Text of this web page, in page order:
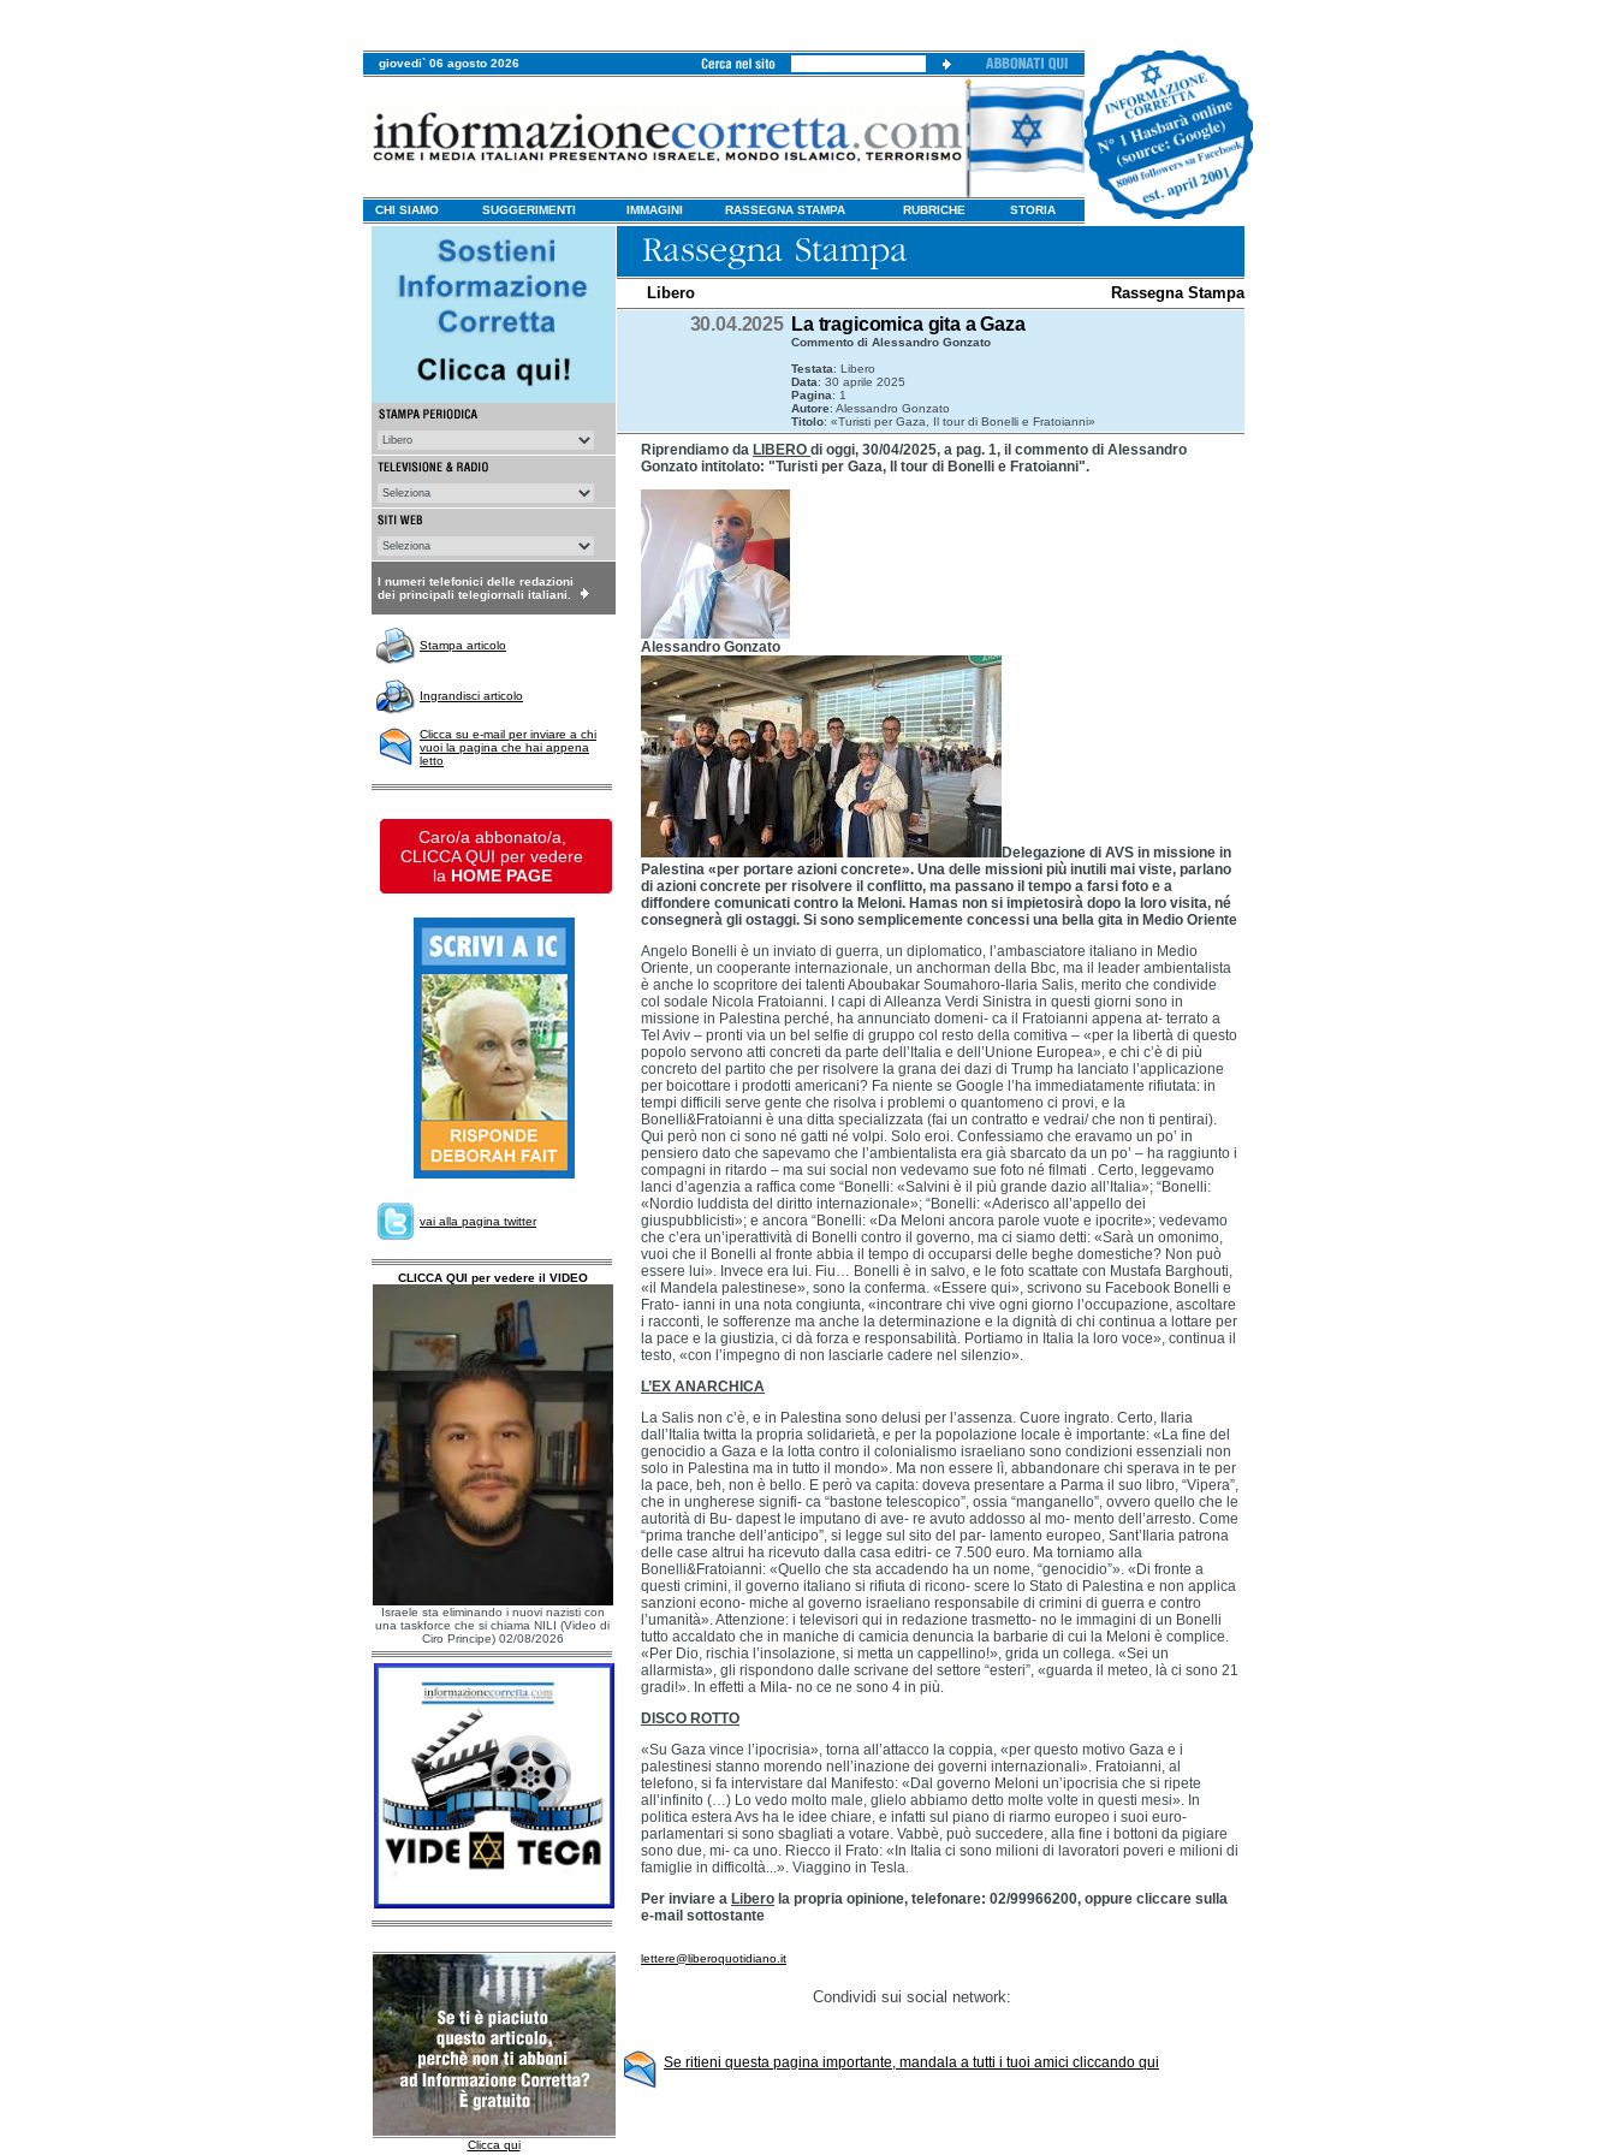
giovedi` 06 agosto 2026
CHI SIAMO SUGGERIMENTI IMMAGINI RASSEGNA STAMPA RUBRICHE STORIA
I numeri telefonici delle redazioni
dei principali telegiornali italiani.
Stampa articolo
Ingrandisci articolo
Clicca su e-mail per inviare a chi
vuoi la pagina che hai appena
letto
Caro/a abbonato/a,
CLICCA QUI per vedere
la HOME PAGE
vai alla pagina twitter
CLICCA QUI per vedere il VIDEO
Israele sta eliminando i nuovi nazisti con
una taskforce che si chiama NILI (Video di
Ciro Principe) 02/08/2026
Clicca qui
Libero Rassegna Stampa
30.04.2025 La tragicomica gita a Gaza
Commento di Alessandro Gonzato
Testata: Libero
Data: 30 aprile 2025
Pagina: 1
Autore: Alessandro Gonzato
Titolo: «Turisti per Gaza, Il tour di Bonelli e Fratoianni»
Riprendiamo da LIBERO di oggi, 30/04/2025, a pag. 1, il commento di Alessandro
Gonzato intitolato: "Turisti per Gaza, Il tour di Bonelli e Fratoianni".
Alessandro Gonzato
Delegazione di AVS in missione in
Palestina «per portare azioni concrete». Una delle missioni più inutili mai viste, parlano
di azioni concrete per risolvere il conflitto, ma passano il tempo a farsi foto e a
diffondere comunicati contro la Meloni. Hamas non si impietosirà dopo la loro visita, né
consegnerà gli ostaggi. Si sono semplicemente concessi una bella gita in Medio Oriente
Angelo Bonelli è un inviato di guerra, un diplomatico, l’ambasciatore italiano in Medio
Oriente, un cooperante internazionale, un anchorman della Bbc, ma il leader ambientalista
è anche lo scopritore dei talenti Aboubakar Soumahoro-Ilaria Salis, merito che condivide
col sodale Nicola Fratoianni. I capi di Alleanza Verdi Sinistra in questi giorni sono in
missione in Palestina perché, ha annunciato domeni- ca il Fratoianni appena at- terrato a
Tel Aviv – pronti via un bel selfie di gruppo col resto della comitiva – «per la libertà di questo
popolo servono atti concreti da parte dell’Italia e dell’Unione Europea», e chi c’è di più
concreto del partito che per risolvere la grana dei dazi di Trump ha lanciato l’applicazione
per boicottare i prodotti americani? Fa niente se Google l’ha immediatamente rifiutata: in
tempi difficili serve gente che risolva i problemi o quantomeno ci provi, e la
Bonelli&Fratoianni è una ditta specializzata (fai un contratto e vedrai/ che non ti pentirai).
Qui però non ci sono né gatti né volpi. Solo eroi. Confessiamo che eravamo un po’ in
pensiero dato che sapevamo che l’ambientalista era già sbarcato da un po’ – ha raggiunto i
compagni in ritardo – ma sui social non vedevamo sue foto né filmati . Certo, leggevamo
lanci d’agenzia a raffica come “Bonelli: «Salvini è il più grande dazio all’Italia»; “Bonelli:
«Nordio luddista del diritto internazionale»; “Bonelli: «Aderisco all’appello dei
giuspubblicisti»; e ancora “Bonelli: «Da Meloni ancora parole vuote e ipocrite»; vedevamo
che c’era un’iperattività di Bonelli contro il governo, ma ci siamo detti: «Sarà un omonimo,
vuoi che il Bonelli al fronte abbia il tempo di occuparsi delle beghe domestiche? Non può
essere lui». Invece era lui. Fiu… Bonelli è in salvo, e le foto scattate con Mustafa Barghouti,
«il Mandela palestinese», sono la conferma. «Essere qui», scrivono su Facebook Bonelli e
Frato- ianni in una nota congiunta, «incontrare chi vive ogni giorno l’occupazione, ascoltare
i racconti, le sofferenze ma anche la determinazione e la dignità di chi continua a lottare per
la pace e la giustizia, ci dà forza e responsabilità. Portiamo in Italia la loro voce», continua il
testo, «con l’impegno di non lasciarle cadere nel silenzio».
L’EX ANARCHICA
La Salis non c’è, e in Palestina sono delusi per l’assenza. Cuore ingrato. Certo, Ilaria
dall’Italia twitta la propria solidarietà, e per la popolazione locale è importante: «La fine del
genocidio a Gaza e la lotta contro il colonialismo israeliano sono condizioni essenziali non
solo in Palestina ma in tutto il mondo». Ma non essere lì, abbandonare chi sperava in te per
la pace, beh, non è bello. E però va capita: doveva presentare a Parma il suo libro, “Vipera”,
che in ungherese signifi- ca “bastone telescopico”, ossia “manganello”, ovvero quello che le
autorità di Bu- dapest le imputano di ave- re avuto addosso al mo- mento dell’arresto. Come
“prima tranche dell’anticipo”, si legge sul sito del par- lamento europeo, Sant’Ilaria patrona
delle case altrui ha ricevuto dalla casa editri- ce 7.500 euro. Ma torniamo alla
Bonelli&Fratoianni: «Quello che sta accadendo ha un nome, “genocidio”». «Di fronte a
questi crimini, il governo italiano si rifiuta di ricono- scere lo Stato di Palestina e non applica
sanzioni econo- miche al governo israeliano responsabile di crimini di guerra e contro
l’umanità». Attenzione: i televisori qui in redazione trasmetto- no le immagini di un Bonelli
tutto accaldato che in maniche di camicia denuncia la barbarie di cui la Meloni è complice.
«Per Dio, rischia l’insolazione, si metta un cappellino!», grida un collega. «Sei un
allarmista», gli rispondono dalle scrivane del settore “esteri”, «guarda il meteo, là ci sono 21
gradi!». In effetti a Mila- no ce ne sono 4 in più.
DISCO ROTTO
«Su Gaza vince l’ipocrisia», torna all’attacco la coppia, «per questo motivo Gaza e i
palestinesi stanno morendo nell’inazione dei governi internazionali». Fratoianni, al
telefono, si fa intervistare dal Manifesto: «Dal governo Meloni un’ipocrisia che si ripete
all’infinito (…) Lo vedo molto male, glielo abbiamo detto molte volte in questi mesi». In
politica estera Avs ha le idee chiare, e infatti sul piano di riarmo europeo i suoi euro-
parlamentari si sono sbagliati a votare. Vabbè, può succedere, alla fine i bottoni da pigiare
sono due, mi- ca uno. Riecco il Frato: «In Italia ci sono milioni di lavoratori poveri e milioni di
famiglie in difficoltà...». Viaggino in Tesla.
Per inviare a Libero la propria opinione, telefonare: 02/99966200, oppure cliccare sulla
e-mail sottostante
lettere@liberoquotidiano.it
Condividi sui social network:
Se ritieni questa pagina importante, mandala a tutti i tuoi amici cliccando qui